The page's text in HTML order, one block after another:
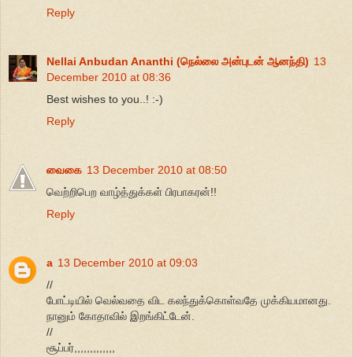
Reply
Nellai Anbudan Ananthi (நெல்லை அன்புடன் ஆனந்தி) 13
December 2010 at 08:36
Best wishes to you..! :-)
Reply
வைகை 13 December 2010 at 08:50
வெற்றிபெற வாழ்த்துக்கள் பிரபாகரன்!!
Reply
a 13 December 2010 at 09:03
//
போட்டியில் வெல்வதை விட கலந்துக்கொள்வதே முக்கியமானது.
நானும் கோதாவில் இறங்கிட்டேன்.
//
சூப்பர்,,,,,,,,,,,,,